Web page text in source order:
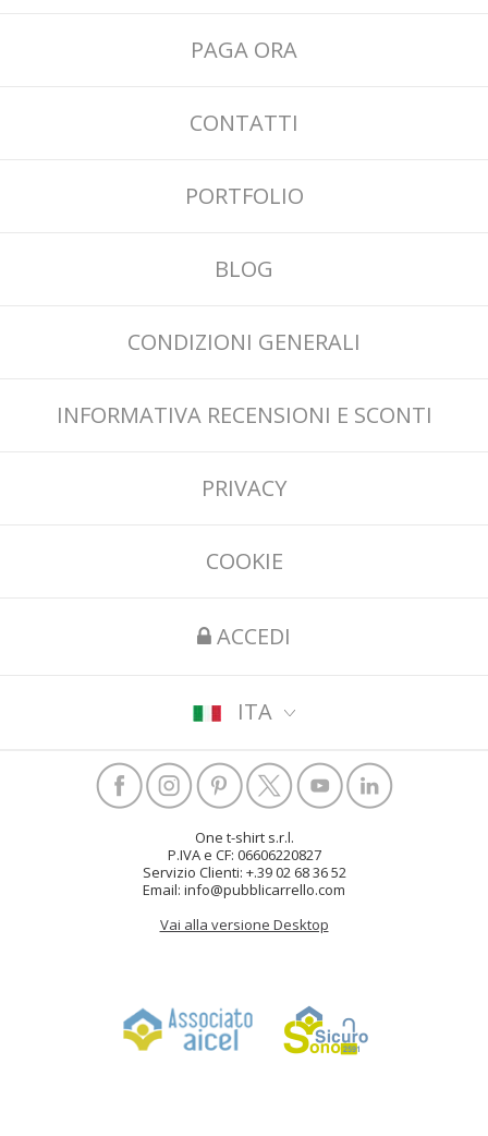
PAGA ORA
CONTATTI
PORTFOLIO
BLOG
CONDIZIONI GENERALI
INFORMATIVA RECENSIONI E SCONTI
PRIVACY
COOKIE
ACCEDI
ITA
One t-shirt s.r.l.
P.IVA e CF: 06606220827
Servizio Clienti: +.39 02 68 36 52
Email: info@pubblicarrello.com
Vai alla versione Desktop